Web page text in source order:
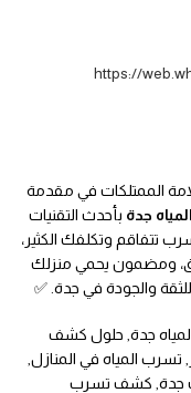
https://
الممتلكات في مقدمة
جدة بأحدث التقنيات
تتفاقم وتكلفك الكثير،
ومضمون يحمي منزلك
والجودة في جدة. ✅
جدة, حلول كشف
المياه في المنازل,
جدة, كشف تسرب